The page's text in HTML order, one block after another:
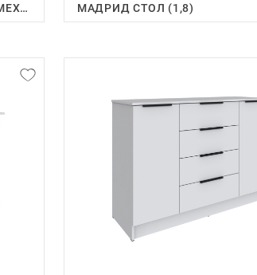
КРОВАТЬ (0,9) С ПОДЪЁМНЫМ МЕХАНИЗМОМ МАДРИД СТОЛ (1,8)